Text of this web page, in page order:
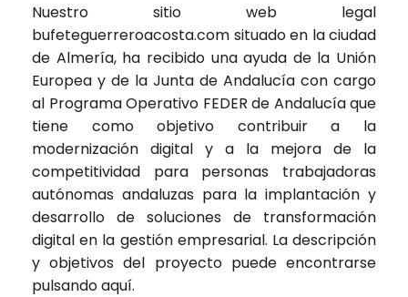
Nuestro sitio web legal
bufeteguerreroacosta.com situado en la ciudad
de Almería, ha recibido una ayuda de la Unión
Europea y de la Junta de Andalucía con cargo
al Programa Operativo FEDER de Andalucía que
tiene como objetivo contribuir a la
modernización digital y a la mejora de la
competitividad para personas trabajadoras
autónomas andaluzas para la implantación y
desarrollo de soluciones de transformación
digital en la gestión empresarial. La descripción
y objetivos del proyecto puede encontrarse
pulsandoaquí.